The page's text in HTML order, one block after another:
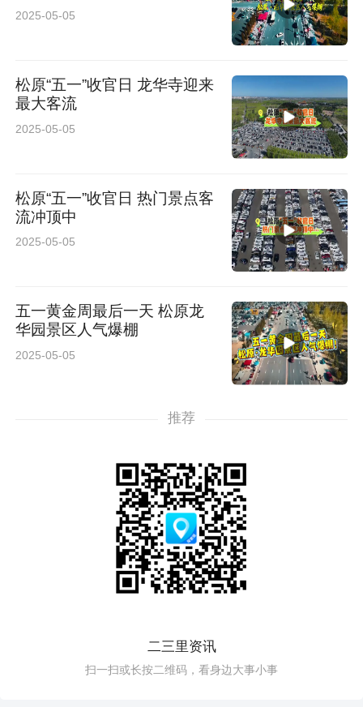
2025-05-05
松原“五一”收官日 龙华寺迎来
最大客流
2025-05-05
松原“五一”收官日 热门景点客
流冲顶中
2025-05-05
五一黄金周最后一天 松原龙
华园景区人气爆棚
2025-05-05
推荐
二三里资讯
扫一扫或长按二维码，看身边大事小事